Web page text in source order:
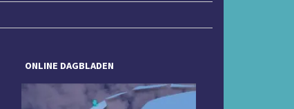
ONLINE DAGBLADEN